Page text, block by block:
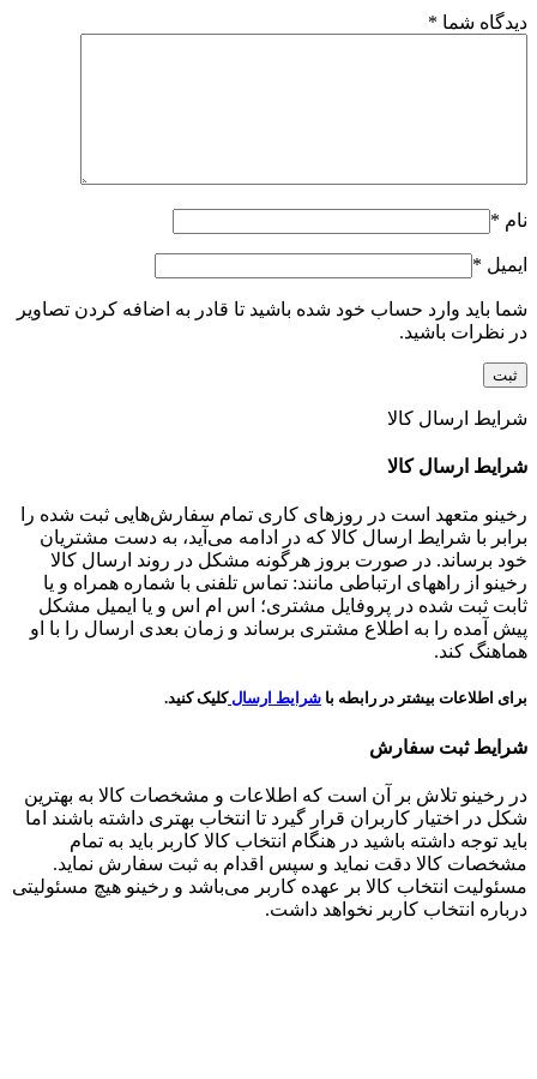
دیدگاه شما *
نام *
ایمیل *
شما باید وارد حساب خود شده باشید تا قادر به اضافه کردن تصاویر
در نظرات باشید.
شرایط ارسال کالا
شرایط ارسال کالا
رخینو متعهد است در روزهای کاری تمام سفارش‌هایی ثبت شده را
برابر با شرایط ارسال کالا که در ادامه می‌آید، به دست مشتریان
خود برساند. در صورت بروز هرگونه مشکل در روند ارسال کالا
رخینو از راههای ارتباطی مانند: تماس تلفنی با شماره همراه و یا
ثابت ثبت شده در پروفایل مشتری؛ اس ام اس و یا ایمیل مشکل
پیش آمده را به اطلاع مشتری برساند و زمان بعدی ارسال را با او
هماهنگ کند.
برای اطلاعات بیشتر در رابطه با شرایط ارسال کلیک کنید.
شرایط ثبت سفارش
در رخینو تلاش بر آن است که اطلاعات و مشخصات کالا به بهترین
شکل در اختیار کاربران قرار گیرد تا انتخاب بهتری داشته باشند اما
باید توجه داشته باشید در هنگام انتخاب کالا کاربر باید به تمام
مشخصات کالا دقت نماید و سپس اقدام به ثبت سفارش نماید.
مسئولیت انتخاب کالا بر عهده کاربر می‌باشد و رخینو هیچ مسئولیتی
درباره انتخاب کاربر نخواهد داشت.